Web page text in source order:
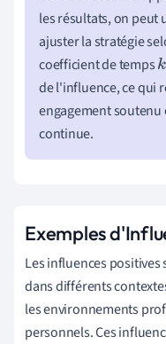
les résultats, on
ajuster la stratégie
coefficient de tempsk
de l'influence, ce qui
engagement
continue.
Exemples
Les influences
dans différents
les environnements
personnels. Ces